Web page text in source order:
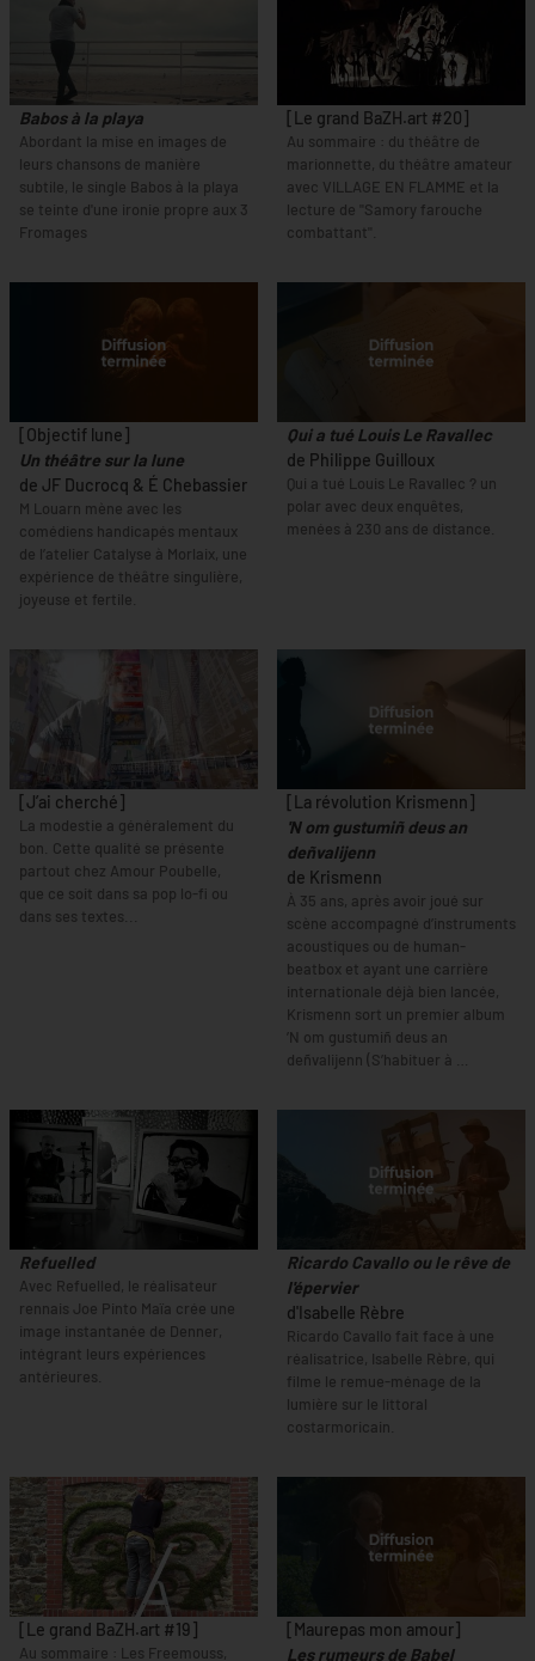
Babos à la playa
Abordant la mise en images de
leurs chansons de manière
subtile, le single Babos à la playa
se teinte d'une ironie propre aux 3
Fromages
[Le grand BaZH.art #20]
Au sommaire : du théâtre de
marionnette, du théâtre amateur
avec VILLAGE EN FLAMME et la
lecture de "Samory farouche
combattant".
[Objectif lune]
Un théâtre sur la lune
de JF Ducrocq & É Chebassier
M Louarn mène avec les
comédiens handicapés mentaux
de l’atelier Catalyse à Morlaix, une
expérience de théâtre singulière,
joyeuse et fertile.
Qui a tué Louis Le Ravallec
de Philippe Guilloux
Qui a tué Louis Le Ravallec ? un
polar avec deux enquêtes,
menées à 230 ans de distance.
[J’ai cherché]
La modestie a généralement du
bon. Cette qualité se présente
partout chez Amour Poubelle,
que ce soit dans sa pop lo-fi ou
dans ses textes...
[La révolution Krismenn]
'N om gustumiñ deus an
deñvalijenn
de Krismenn
À 35 ans, après avoir joué sur
scène accompagné d’instruments
acoustiques ou de human-
beatbox et ayant une carrière
internationale déjà bien lancée,
Krismenn sort un premier album
’N om gustumiñ deus an
deñvalijenn (S’habituer à …
Refuelled
Avec Refuelled, le réalisateur
rennais Joe Pinto Maïa crée une
image instantanée de Denner,
intégrant leurs expériences
antérieures.
Ricardo Cavallo ou le rêve de
l'épervier
d'Isabelle Rèbre
Ricardo Cavallo fait face à une
réalisatrice, Isabelle Rèbre, qui
filme le remue-ménage de la
lumière sur le littoral
costarmoricain.
[Le grand BaZH.art #19]
Au sommaire : Les Freemouss,
[Maurepas mon amour]
Les rumeurs de Babel